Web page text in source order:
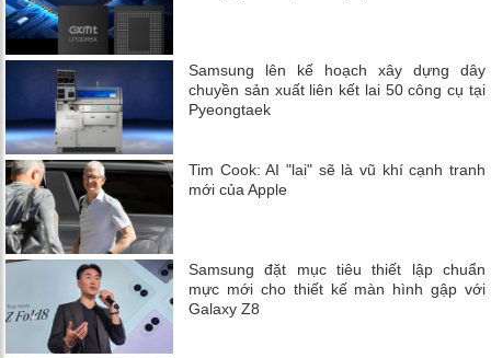
Samsung lên kế hoạch xây dựng dây
chuyền sản xuất liên kết lai 50 công cụ tại
Pyeongtaek
Tim Cook: AI "lai" sẽ là vũ khí cạnh tranh
mới của Apple
Samsung đặt mục tiêu thiết lập chuẩn
mực mới cho thiết kế màn hình gập với
Galaxy Z8